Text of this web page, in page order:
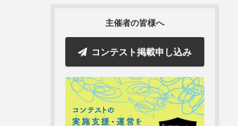
主催者の皆様へ
コンテスト掲載申し込み